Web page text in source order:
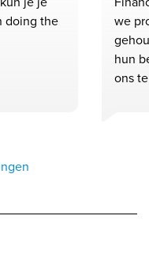
doing the
we
hun
ons